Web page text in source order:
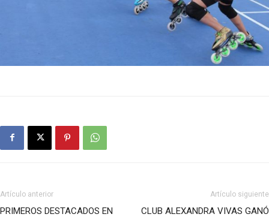
Artículo anterior
PRIMEROS DESTACADOS EN
Artículo siguiente
CLUB ALEXANDRA VIVAS GANÓ